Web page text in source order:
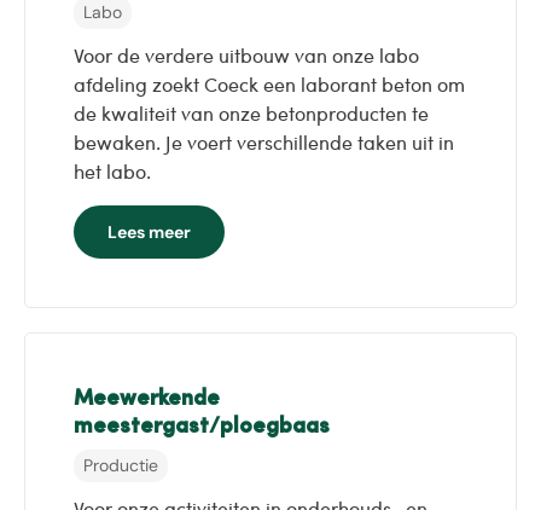
Labo
Voor de verdere uitbouw van onze labo
afdeling zoekt Coeck een laborant beton om
de kwaliteit van onze betonproducten te
bewaken. Je voert verschillende taken uit in
het labo.
Lees meer
Meewerkende
meestergast/ploegbaas
Productie